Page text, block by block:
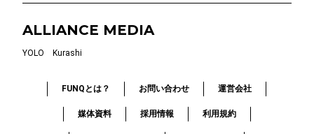
ALLIANCE MEDIA
YOLO Kurashi
FUNQとは？ お問い合わせ 運営会社
媒体資料 採用情報 利用規約